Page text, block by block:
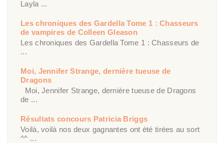
Layla ...
Les chroniques des Gardella Tome 1 : Chasseurs
de vampires de Colleen Gleason
Les chroniques des Gardella Tome 1 : Chasseurs de
...
Moi, Jennifer Strange, dernière tueuse de
Dragons
Moi, Jennifer Strange, dernière tueuse de Dragons
de ...
Résultats concours Patricia Briggs
Voilà, voilà nos deux gagnantes ont été tirées au sort
^^ ...